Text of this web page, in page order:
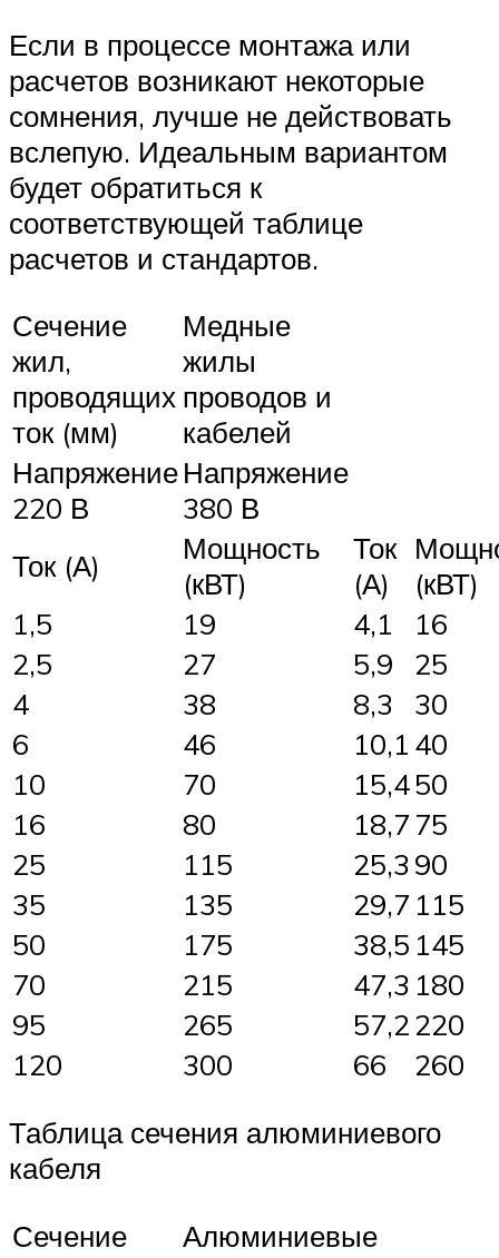
Если в процессе монтажа или
расчетов возникают некоторые
сомнения, лучше не действовать
вслепую. Идеальным вариантом
будет обратиться к
соответствующей таблице
расчетов и стандартов.
Сечение
жил,
проводящих
ток (мм)
Медные
жилы
проводов и
кабелей
Напряжение
220 В
Напряжение
380 В
Ток (А)
Мощность
(кВТ)
Ток
(А)
(кВТ)
1,5
19 4,1
16
2,5
27 5,9
25
4
38 8,3
30
6
46 10,1 40
10
70 15,450
16
80 18,7 75
25
115 25,3 90
35
135 29,7 115
50
175 38,5 145
70
215 47,3 180
95
265 57,2220
120
300 66
260
Таблица сечения алюминиевого
кабеля
Сечение
Алюминиевые